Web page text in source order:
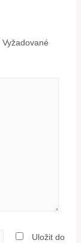
Vyžadované
Uložit do